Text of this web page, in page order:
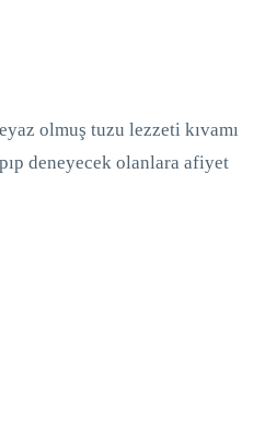
olmuş tuzu lezzeti kıvamı
deneyecek olanlara afiyet